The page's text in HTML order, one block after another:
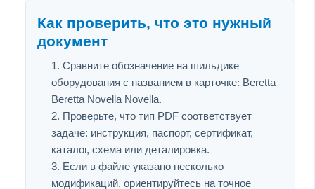
Как проверить, что это нужный
документ
Сравните обозначение на шильдике
оборудования с названием в карточке: Beretta
Beretta Novella Novella.
Проверьте, что тип PDF соответствует
задаче: инструкция, паспорт, сертификат,
каталог, схема или деталировка.
Если в файле указано несколько
модификаций, ориентируйтесь на точное